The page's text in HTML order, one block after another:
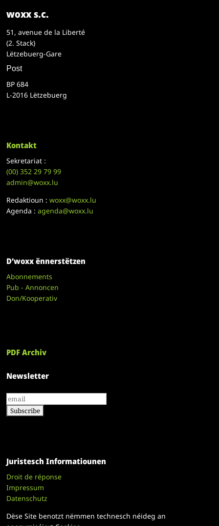
woxx s.c.
51, avenue de la Liberté
(2. Stack)
Lëtzebuerg-Gare
Post
BP 684
L-2016 Lëtzebuerg
Kontakt
Sekretariat :
(00)352 29 79 99
admin@woxx.lu
Redaktioun :woxx@woxx.lu
Agenda :agenda@woxx.lu
D’woxx ënnerstëtzen
Abonnements
Pub - Annoncen
Don/Kooperativ
PDF Archiv
Newsletter
Juristesch Informatiounen
Droit de réponse
Impressum
Datenschutz
Dëse Site benotzt nëmmen technesch néideg an